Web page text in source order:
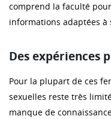
comprend la faculté
informations adaptées à
Des expériences
Pour la plupart de ces
sexuelles reste très
manque de